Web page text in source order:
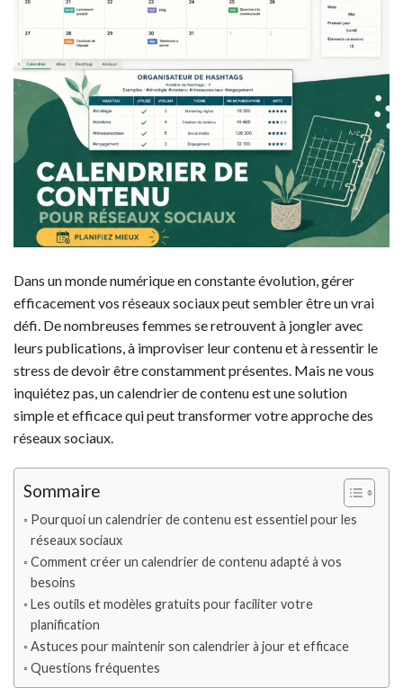
Dans un monde numérique en constante évolution, gérer
efficacement vos réseaux sociaux peut sembler être un vrai
défi. De nombreuses femmes se retrouvent à jongler avec
leurs publications, à improviser leur contenu et à ressentir le
stress de devoir être constamment présentes. Mais ne vous
inquiétez pas, un calendrier de contenu est une solution
simple et efficace qui peut transformer votre approche des
réseaux sociaux.
Sommaire
Pourquoi un calendrier de contenu est essentiel pour les
réseaux sociaux
Comment créer un calendrier de contenu adapté à vos
besoins
Les outils et modèles gratuits pour faciliter votre
planification
Astuces pour maintenir son calendrier à jour et efficace
Questions fréquentes